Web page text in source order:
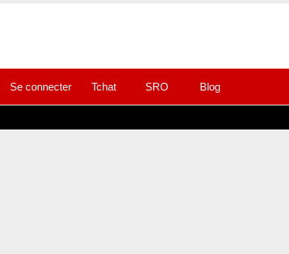
Se connecter Tchat SRO Blog